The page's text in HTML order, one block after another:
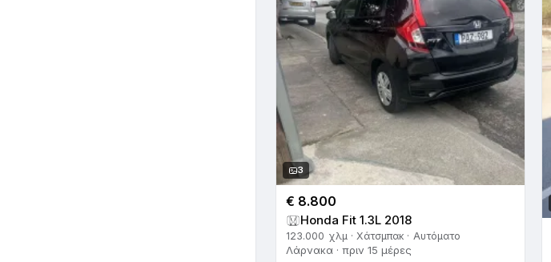
3
€ 8.800
Honda Fit 1.3L 2018
123.000 χλμ · Χάτσμπακ · Αυτόματο
Λάρνακα · πριν 15 μέρες